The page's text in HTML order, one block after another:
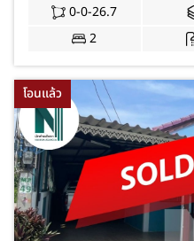
0-0-26.7
2
โอนแล้ว